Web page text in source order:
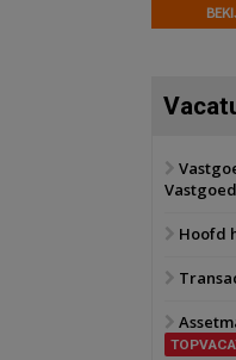
17
6 oktober
22
Vastgoed
Hoofd